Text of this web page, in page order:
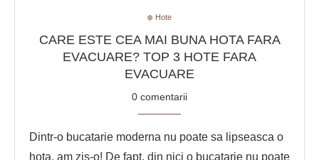
❄️ Hote
CARE ESTE CEA MAI BUNA HOTA FARA
EVACUARE? TOP 3 HOTE FARA
EVACUARE
0 comentarii
Dintr-o bucatarie moderna nu poate sa lipseasca o
hota, am zis-o! De fapt, din nici o bucatarie nu poate